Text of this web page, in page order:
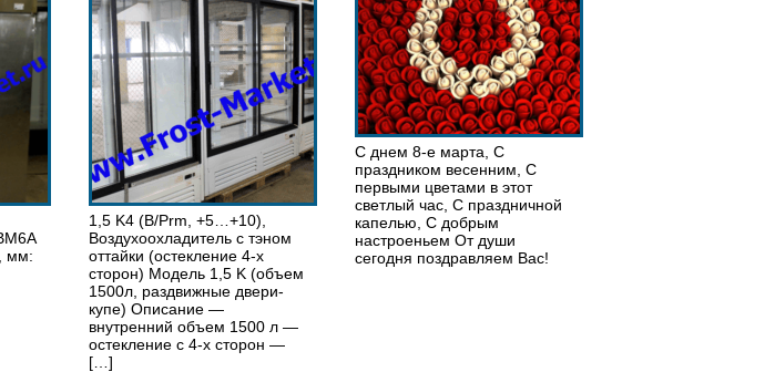
мм:
1,5 K4 (B/Prm, +5…+10),
Воздухоохладитель с тэном
оттайки (остекление 4-х
сторон) Модель 1,5 K (объем
1500л, раздвижные двери-
купе) Описание —
внутренний объем 1500 л —
остекление с 4-х сторон —
[…]
С днем 8-е марта, С
праздником весенним, С
первыми цветами в этот
светлый час, С праздничной
капелью, С добрым
настроеньем От души
сегодня поздравляем Вас!